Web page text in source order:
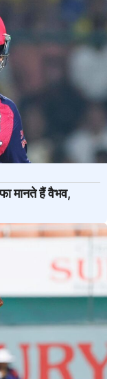
मानते हैं वैभव,